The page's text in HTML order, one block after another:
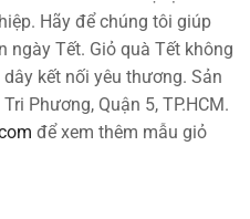
Hãy để chúng tôi giúp
ngày Tết. Giỏ quà Tết không
kết nối yêu thương. Sản
Phương, Quận 5, TP.HCM.
để xem thêm mẫu giỏ